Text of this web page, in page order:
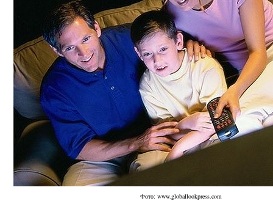
Фото: www.globallookpress.com